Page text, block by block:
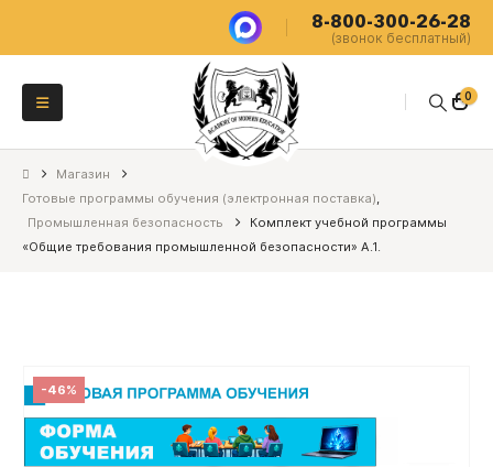
8-800-300-26-28
(звонок бесплатный)
0
Магазин
Готовые программы обучения (электронная поставка),
Промышленная безопасность
Комплект учебной программы
«Общие требования промышленной безопасности» А.1.
-46%